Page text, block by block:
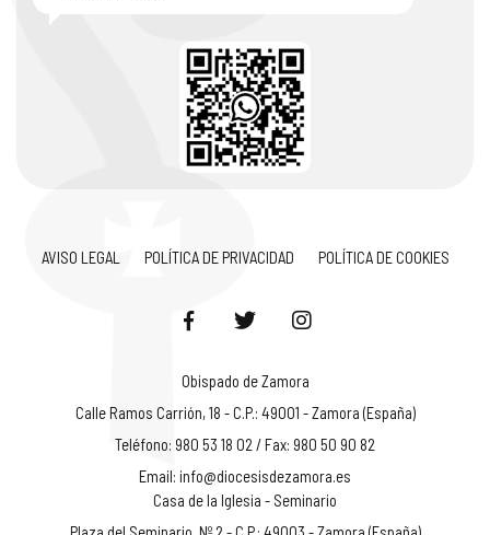
AVISO LEGAL POLÍTICA DE PRIVACIDAD POLÍTICA DE COOKIES
Obispado de Zamora
Calle Ramos Carrión, 18 - C.P.: 49001 - Zamora (España)
Teléfono: 980 53 18 02 / Fax: 980 50 90 82
Email: info@diocesisdezamora.es
Casa de la Iglesia - Seminario